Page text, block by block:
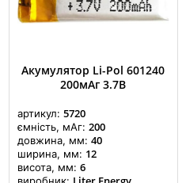
Акумулятор Li-Pol 601240
200мАг 3.7В
артикул: 5720
ємність, мАг: 200
довжина, мм: 40
ширина, мм: 12
висота, мм: 6